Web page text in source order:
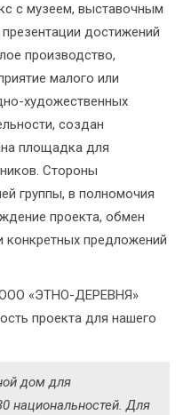
с музеем, выставочным
достижений
производство,
малого или
художественных
создан
площадка для
Стороны
группы, в полномочия
проекта, обмен
конкретных предложений
ООО «ЭТНО-ДЕРЕВНЯ»
проекта для нашего
дом для
национальностей. Для